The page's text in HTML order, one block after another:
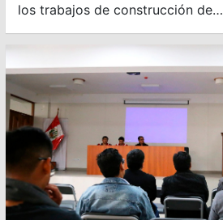
los trabajos de construcción de…